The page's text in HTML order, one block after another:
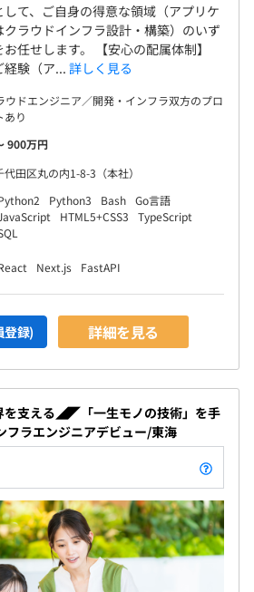
て、ご自身の得意な領域（アプリケ
ラウドインフラ設計・構築）のいず
任せします。 【安心の配属体制】
経験（ア... 詳しく見る
ウドエンジニア／開発・インフラ双方のプロ
あり
900万円
田区丸の内1-8-3（本社）
Python3 Bash Go言語
HTML5+CSS3
TypeScript
Next.js FastAPI
登録) 詳細を見る
支える◢◤「一生モノの技術」を手
ラエンジニアデビュー/東海